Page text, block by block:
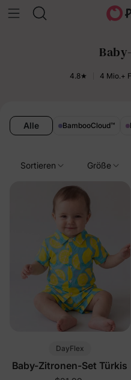
4.8★ 4 Mio.+
Alle BambooCloud™
Sortieren Größe
DayFlex
Baby-Zitronen-Set Türkis